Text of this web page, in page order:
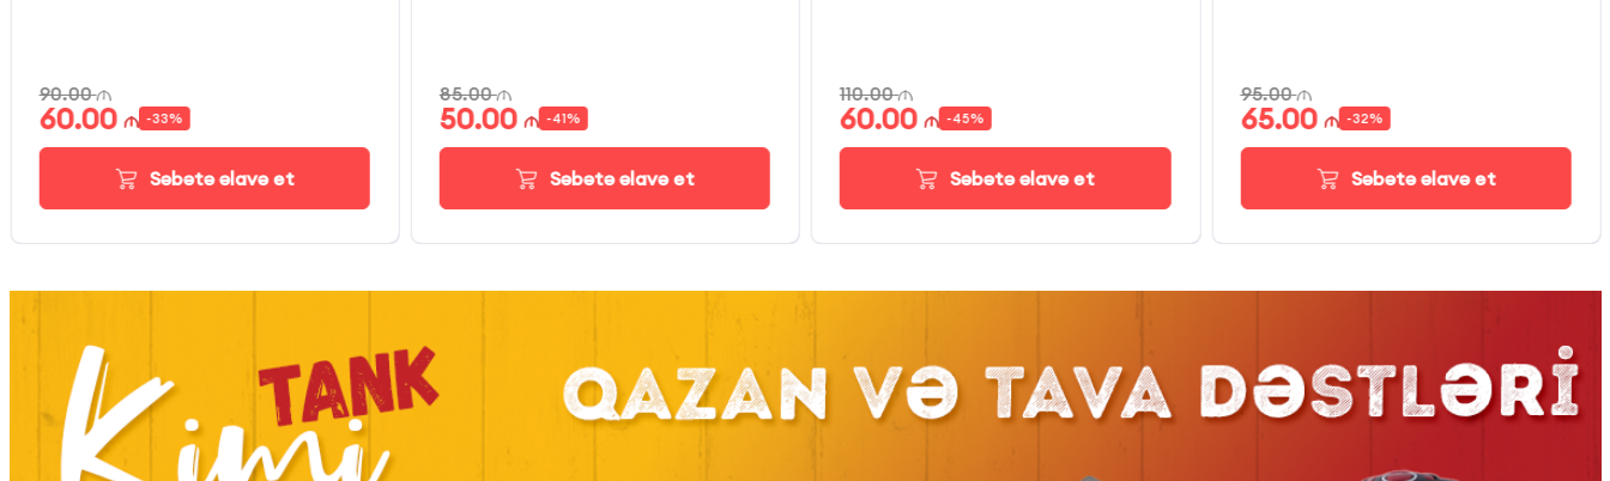
90.00
60.00 -33%
Səbətə əlavə et
85.00
50.00 -41%
Səbətə əlavə et
110.00
60.00 -45%
Səbətə əlavə et
95.00
65.00 -32%
Səbətə əlavə et